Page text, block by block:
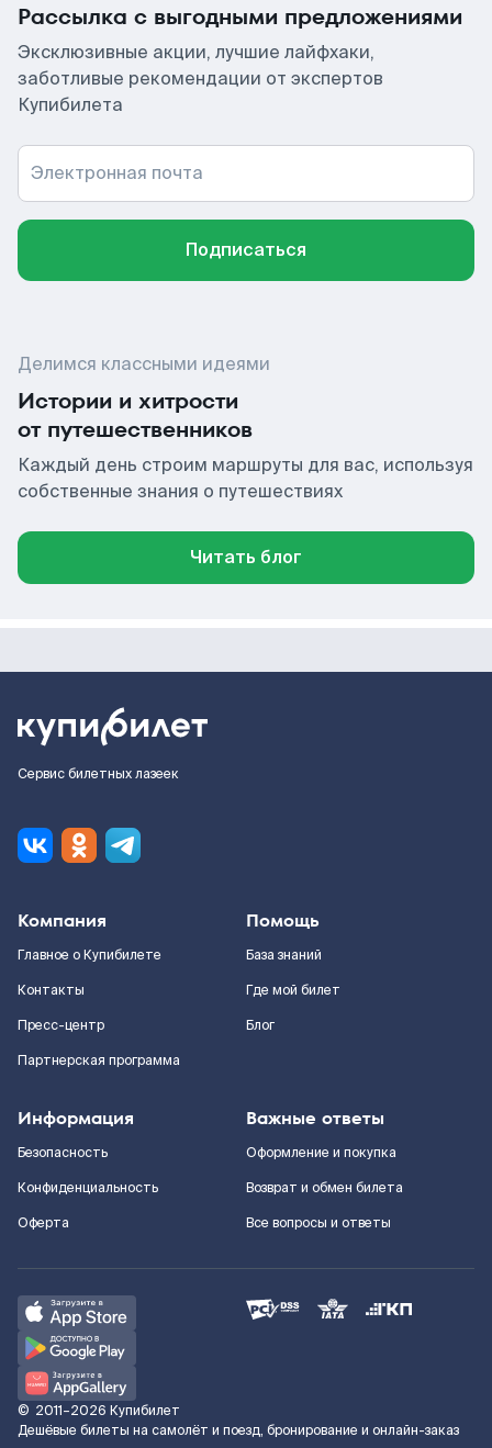
Рассылка с выгодными предложениями
Эксклюзивные акции, лучшие лайфхаки,
заботливые рекомендации от экспертов
Купибилета
Электронная почта
Подписаться
Делимся классными идеями
Истории и хитрости
от путешественников
Каждый день строим маршруты для вас, используя
собственные знания о путешествиях
Читать блог
Сервис билетных лазеек
Компания
Главное о Купибилете
Контакты
Пресс-центр
Партнерская программа
Помощь
База знаний
Где мой билет
Блог
Информация
Безопасность
Конфиденциальность
Оферта
Важные ответы
Оформление и покупка
Возврат и обмен билета
Все вопросы и ответы
© 2011–2026 Купибилет
Дешёвые билеты на самолёт и поезд, бронирование и онлайн-заказ